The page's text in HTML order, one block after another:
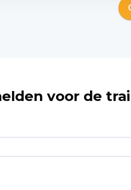
voor de